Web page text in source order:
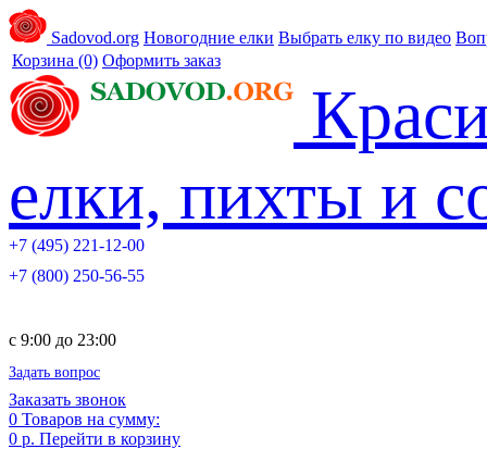
Sadovod.org Новогодние елки Выбрать елку по видео
Корзина (0) Оформить заказ
елки, пихты и
+7 (495) 221-12-00
+7 (800) 250-56-55
c 9:00 до 23:00
Задать вопрос
Заказать звонок
0 Товаров на сумму:
0 р. Перейти в корзину